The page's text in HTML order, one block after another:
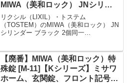
MIWA（美和ロック） JNシリン
ダー 玄関ドア用 ブラック 2個同
一
リクシル（LIXIL）・トステム
（TOSTEM）のMIWA（美和ロック） JN
シリンダー ブラック 2個同一
ラックセット内容本体×2、キー×5Kシリ
ーズ...
【廃番】MIWA（美和ロック）特
殊錠 [M-11]【Kシリーズ】ミサワ
ホーム、玄関錠、フロント記号